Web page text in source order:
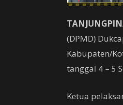
(DPMD)
Kabupaten/
tanggal 4 – 5
Ketua